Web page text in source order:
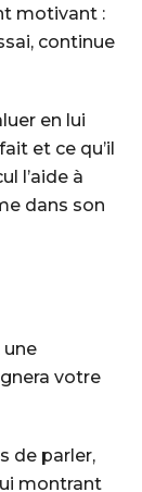
motivant :
continue
en lui
et ce qu’il
l’aide à
dans son
une
votre
de parler,
montrant